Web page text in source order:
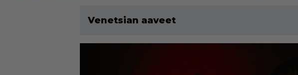
Venetsian aaveet